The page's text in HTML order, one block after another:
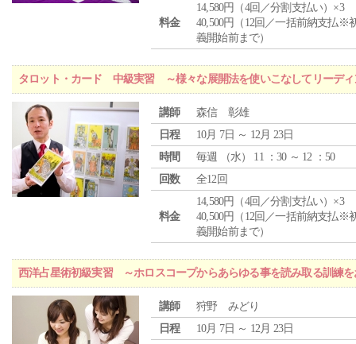
料金
14,580円（4回／分割支払い）×3
40,500円（12回／一括前納支払※
義開始前まで）
タロット・カード 中級実習 ～様々な展開法を使いこなしてリーディ
講師
森信 彰雄
日程
10月 7日 ～ 12月 23日
時間
毎週 （水） 11 ：30 ～ 12 ：50
回数
全12回
料金
14,580円（4回／分割支払い）×3
40,500円（12回／一括前納支払※
義開始前まで）
西洋占星術初級実習 ～ホロスコープからあらゆる事を読み取る訓練を
講師
狩野 みどり
日程
10月 7日 ～ 12月 23日